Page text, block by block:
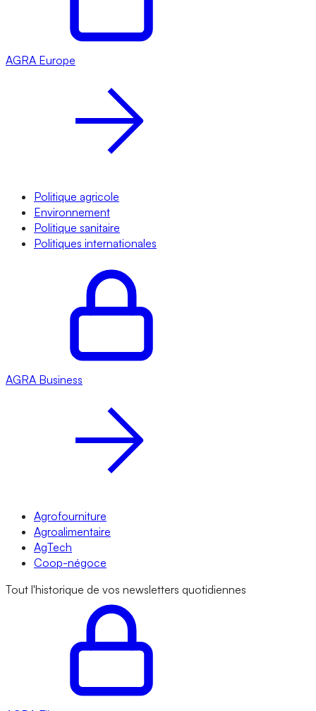
AGRA Europe
Politique agricole
Environnement
Politique sanitaire
Politiques internationales
AGRA Business
Agrofourniture
Agroalimentaire
AgTech
Coop-négoce
Tout l'historique de vos newsletters quotidiennes